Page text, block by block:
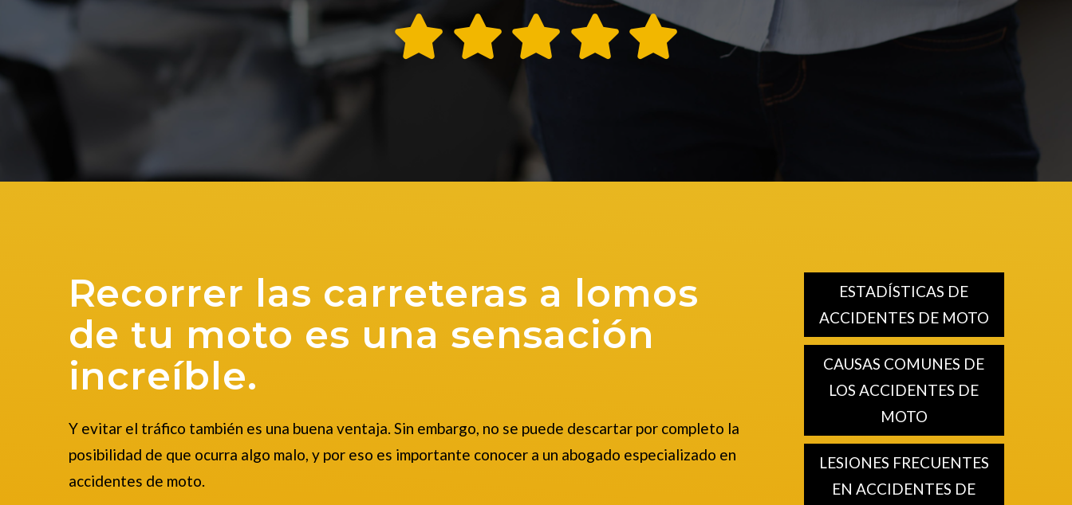
Recorrer las carreteras a lomos
de tu moto es una sensación
increíble.
Y evitar el tráfico también es una buena ventaja. Sin embargo, no se puede descartar por completo la
posibilidad de que ocurra algo malo, y por eso es importante conocer a un abogado especializado en
accidentes de moto.
ESTADÍSTICAS DE
ACCIDENTES DE MOTO
CAUSAS COMUNES DE
LOS ACCIDENTES DE
MOTO
LESIONES FRECUENTES
EN ACCIDENTES DE